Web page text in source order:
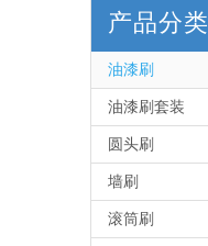
产品分类
油漆刷
油漆刷套装
圆头刷
墙刷
滚筒刷